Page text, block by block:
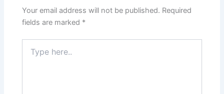
Your email address will not be published. Required
fields are marked *
here..